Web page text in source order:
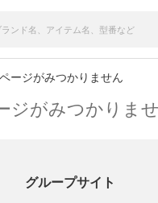
ージがみつかりません
ジがみつかりま
グループサイト